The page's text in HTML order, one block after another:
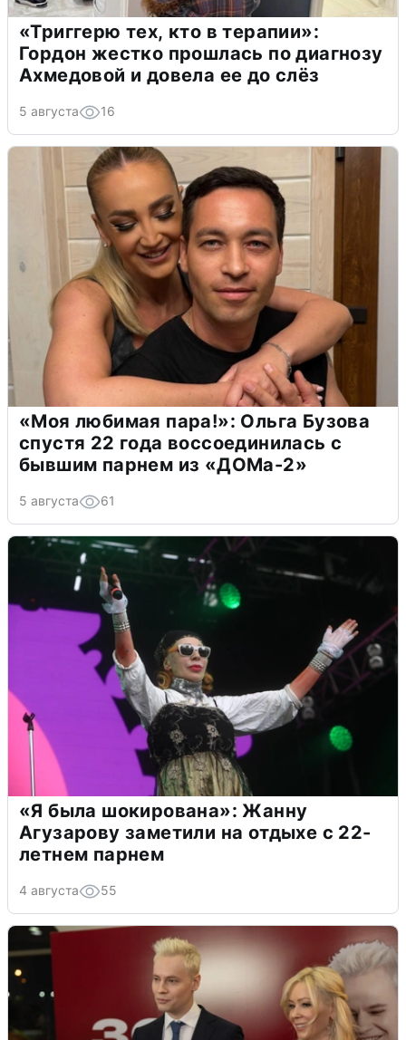
«Триггерю тех, кто в терапии»:
Гордон жестко прошлась по диагнозу
Ахмедовой и довела ее до слёз
5 августа 16
«Моя любимая пара!»: Ольга Бузова
спустя 22 года воссоединилась с
бывшим парнем из «ДОМа-2»
5 августа 61
«Я была шокирована»: Жанну
Агузарову заметили на отдыхе с 22-
летнем парнем
4 августа 55